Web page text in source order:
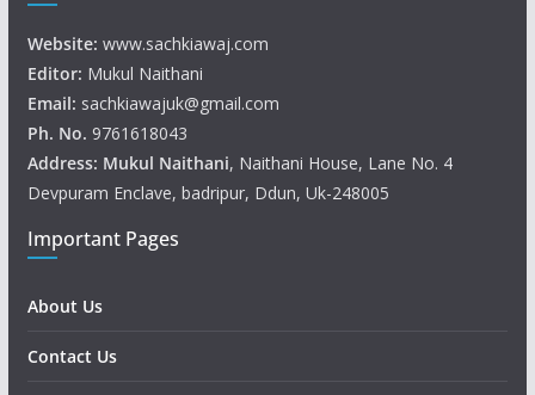
Website: www.sachkiawaj.com
Editor: Mukul Naithani
Email: sachkiawajuk@gmail.com
Ph. No. 9761618043
Address: Mukul Naithani, Naithani House, Lane No. 4
Devpuram Enclave, badripur, Ddun, Uk-248005
Important Pages
About Us
Contact Us